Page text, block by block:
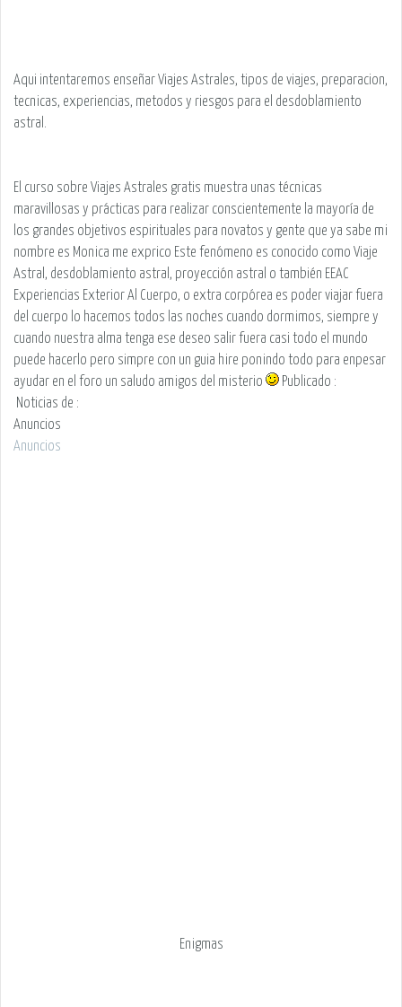
Aqui intentaremos enseñar Viajes Astrales, tipos de viajes, preparacion,
tecnicas, experiencias, metodos y riesgos para el desdoblamiento
astral.
El curso sobre Viajes Astrales gratis muestra unas técnicas
maravillosas y prácticas para realizar conscientemente la mayoría de
los grandes objetivos espirituales para novatos y gente que ya sabe mi
nombre es Monica me exprico Este fenómeno es conocido como Viaje
Astral, desdoblamiento astral, proyección astral o también EEAC
Experiencias Exterior Al Cuerpo, o extra corpórea es poder viajar fuera
del cuerpo lo hacemos todos las noches cuando dormimos, siempre y
cuando nuestra alma tenga ese deseo salir fuera casi todo el mundo
puede hacerlo pero simpre con un guia hire ponindo todo para enpesar
ayudar en el foro un saludo amigos del misterio
Publicado :
Noticias de :
Anuncios
Anuncios
Enigmas